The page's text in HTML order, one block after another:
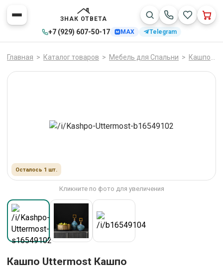
ЗНАК ОТВЕТА
+7 (929) 607-50-17 MAX Telegram
Главная > Каталог товаров > Мебель для Спальни > Кашпо
Осталось 1 шт.
Кликните по фото для увеличения
Кашпо Uttermost Кашпо